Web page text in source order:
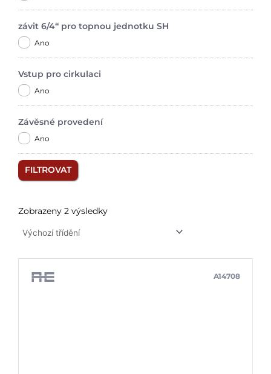
závit 6/4“ pro topnou jednotku SH
Ano
Vstup pro cirkulaci
Ano
Závěsné provedení
Ano
FILTROVAT
Zobrazeny 2 výsledky
A14708